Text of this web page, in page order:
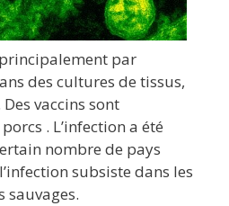
par
des cultures de tissus,
vaccins sont
. L’infection a été
nombre de pays
subsiste dans les
sauvages.